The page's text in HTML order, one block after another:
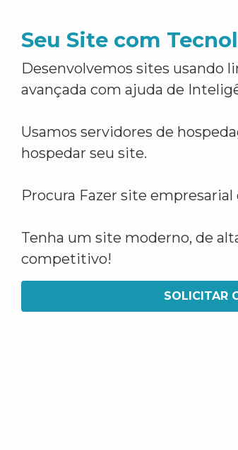
Seu Site com
Desenvolvemos sites usando
avançada com ajuda de
Usamos servidores de
hospedar seu site.
Procura Fazer site
Tenha um site moderno, de
competitivo!
SOLICITAR